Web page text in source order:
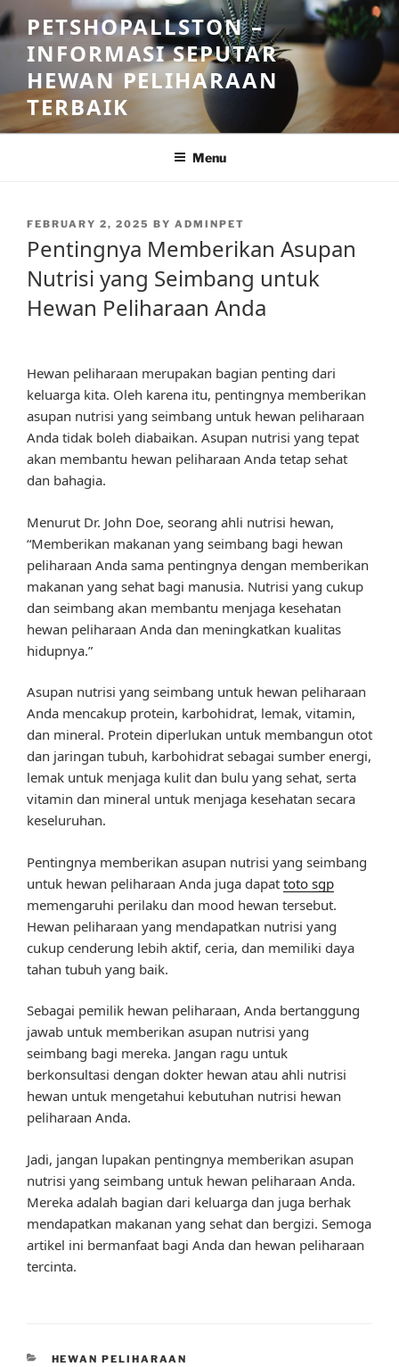
Skip
to
content
PETSHOPALLSTON –
INFORMASI SEPUTAR
HEWAN PELIHARAAN
TERBAIK
Menu
POSTED
FEBRUARY 2, 2025 BY ADMINPET
Pentingnya Memberikan Asupan
Nutrisi yang Seimbang untuk
Hewan Peliharaan Anda
Hewan peliharaan merupakan bagian penting dari
keluarga kita. Oleh karena itu, pentingnya memberikan
asupan nutrisi yang seimbang untuk hewan peliharaan
Anda tidak boleh diabaikan. Asupan nutrisi yang tepat
akan membantu hewan peliharaan Anda tetap sehat
dan bahagia.
Menurut Dr. John Doe, seorang ahli nutrisi hewan,
“Memberikan makanan yang seimbang bagi hewan
peliharaan Anda sama pentingnya dengan memberikan
makanan yang sehat bagi manusia. Nutrisi yang cukup
dan seimbang akan membantu menjaga kesehatan
hewan peliharaan Anda dan meningkatkan kualitas
hidupnya.”
Asupan nutrisi yang seimbang untuk hewan peliharaan
Anda mencakup protein, karbohidrat, lemak, vitamin,
dan mineral. Protein diperlukan untuk membangun otot
dan jaringan tubuh, karbohidrat sebagai sumber energi,
lemak untuk menjaga kulit dan bulu yang sehat, serta
vitamin dan mineral untuk menjaga kesehatan secara
keseluruhan.
Pentingnya memberikan asupan nutrisi yang seimbang
untuk hewan peliharaan Anda juga dapat toto sgp
memengaruhi perilaku dan mood hewan tersebut.
Hewan peliharaan yang mendapatkan nutrisi yang
cukup cenderung lebih aktif, ceria, dan memiliki daya
tahan tubuh yang baik.
Sebagai pemilik hewan peliharaan, Anda bertanggung
jawab untuk memberikan asupan nutrisi yang
seimbang bagi mereka. Jangan ragu untuk
berkonsultasi dengan dokter hewan atau ahli nutrisi
hewan untuk mengetahui kebutuhan nutrisi hewan
peliharaan Anda.
Jadi, jangan lupakan pentingnya memberikan asupan
nutrisi yang seimbang untuk hewan peliharaan Anda.
Mereka adalah bagian dari keluarga dan juga berhak
mendapatkan makanan yang sehat dan bergizi. Semoga
artikel ini bermanfaat bagi Anda dan hewan peliharaan
tercinta.
CATEGORIES
HEWAN PELIHARAAN